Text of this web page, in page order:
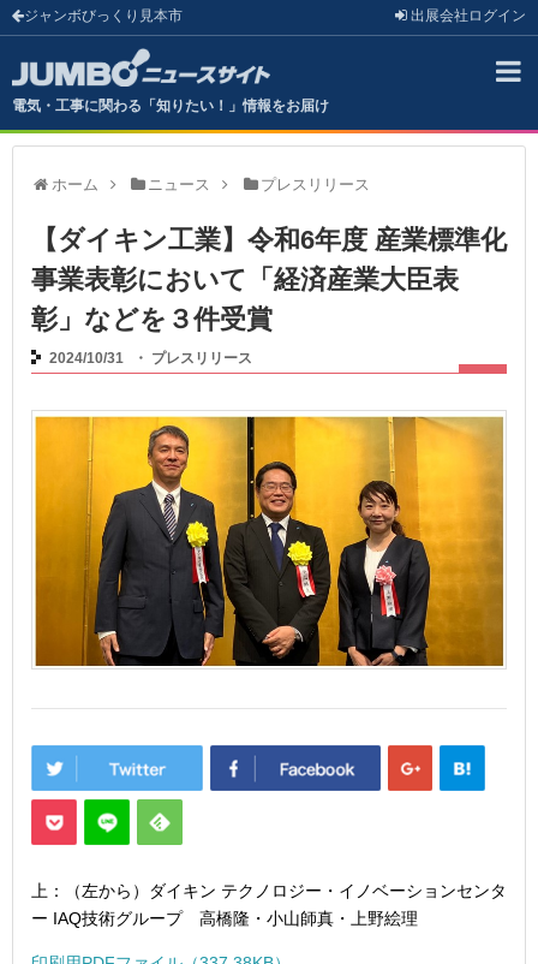
ジャンボびっくり見本市 出展会社 ログイン
電気・工事に関わる「知りたい！」情報をお届け
ホーム ニュース プレスリリース
【ダイキン工業】令和6年度 産業標準化
事業表彰において「経済産業大臣表
彰」などを３件受賞
2024/10/31 ・ プレスリリース
上：（左から）ダイキン テクノロジー・イノベーションセンタ
ー IAQ技術グループ 高橋隆・小山師真・上野絵理